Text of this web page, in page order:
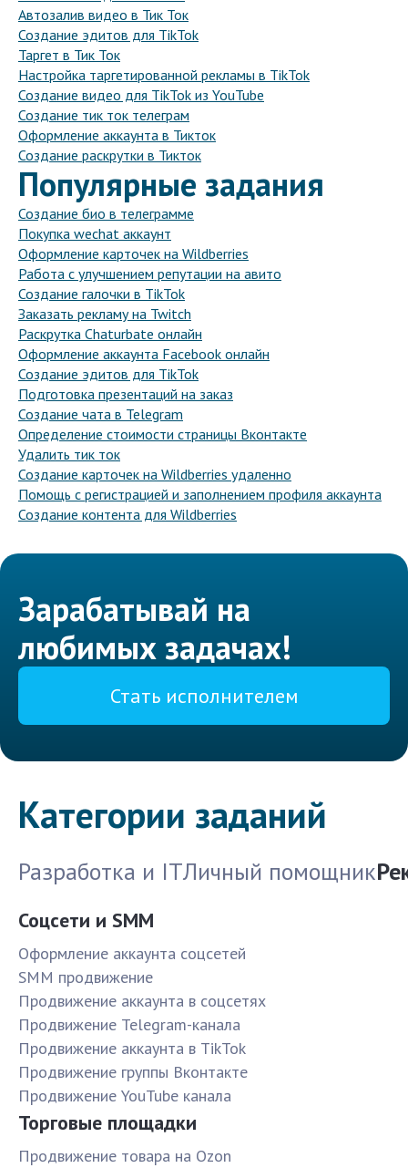
Автозалив видео в Тик Ток
Создание эдитов для TikTok
Таргет в Тик Ток
Настройка таргетированной рекламы в TikTok
Создание видео для TikTok из YouTube
Создание тик ток телеграм
Оформление аккаунта в Тикток
Создание раскрутки в Тикток
Популярные задания
Создание био в телеграмме
Покупка wechat аккаунт
Оформление карточек на Wildberries
Работа с улучшением репутации на авито
Создание галочки в TikTok
Заказать рекламу на Twitch
Раскрутка Chaturbate онлайн
Оформление аккаунта Facebook онлайн
Создание эдитов для TikTok
Подготовка презентаций на заказ
Создание чата в Telegram
Определение стоимости страницы Вконтакте
Удалить тик ток
Создание карточек на Wildberries удаленно
Помощь с регистрацией и заполнением профиля аккаунта
Создание контента для Wildberries
Зарабатывай на
любимых задачах!
Стать исполнителем
Категории заданий
Разработка и ITЛичный помощник
Соцсети и SMM
Оформление аккаунта соцсетей
SMM продвижение
Продвижение аккаунта в соцсетях
Продвижение Telegram-канала
Продвижение аккаунта в TikTok
Продвижение группы Вконтакте
Продвижение YouTube канала
Торговые площадки
Продвижение товара на Ozon